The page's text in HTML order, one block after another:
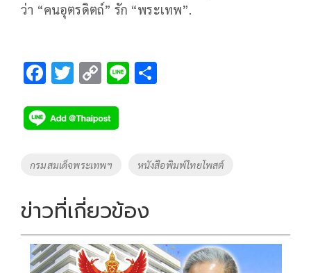
ว่า “คนอุตรดิตถ์” รัก “พระเทพ”.
F
e
b
o
k
T
tt
er
C
p
y
Li
k
Li
Tags
กรมสมเด็จพระเทพฯ หนังสือพิมพ์ไทยโพสต์
ข่าวที่เกี่ยวข้อง